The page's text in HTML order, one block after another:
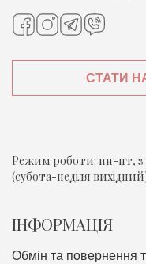
СТАТИ
Режим роботи: пн-пт, з
(субота-неділя
ІНФОРМАЦІЯ
Обмін та повернення